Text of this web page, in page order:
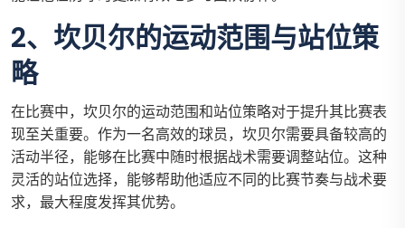
2、坎贝尔的运动范围与站位策
略
在比赛中，坎贝尔的运动范围和站位策略对于提升其比赛表
现至关重要。作为一名高效的球员，坎贝尔需要具备较高的
活动半径，能够在比赛中随时根据战术需要调整站位。这种
灵活的站位选择，能够帮助他适应不同的比赛节奏与战术要
求，最大程度发挥其优势。